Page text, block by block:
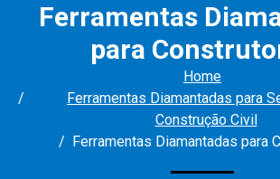
Ferramentas
para
Home
Ferramentas Diamantadas para
Construção Civil
Ferramentas Diamantadas para